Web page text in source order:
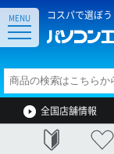
コスパで選ぼ
MENU
全国店舗情報